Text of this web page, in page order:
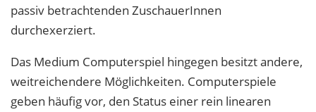
passiv betrachtenden ZuschauerInnen
durchexerziert.
Das Medium Computerspiel hingegen besitzt andere,
weitreichendere Möglichkeiten. Computerspiele
geben häufig vor, den Status einer rein linearen